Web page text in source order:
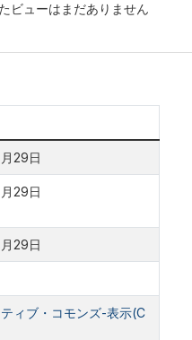
ビューはまだありません
29日
29日
29日
ィブ・コモンズ-表示(C